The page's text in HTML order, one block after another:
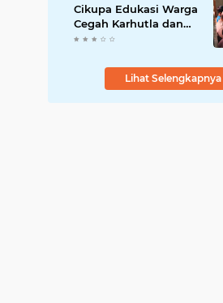
Cikupa Edukasi Warga
Cegah Karhutla dan
Larangan Membakar
Lihat Selengkapnya